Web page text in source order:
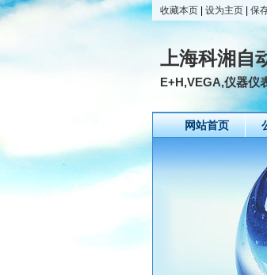
收藏本页 设为主页 保
上海科湘自
E+H,VEGA,仪器仪
网站首页